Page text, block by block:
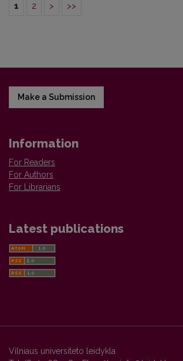
1 2 > >>
Make a Submission
Information
For Readers
For Authors
For Librarians
Latest publications
Vilniaus universiteto leidykla